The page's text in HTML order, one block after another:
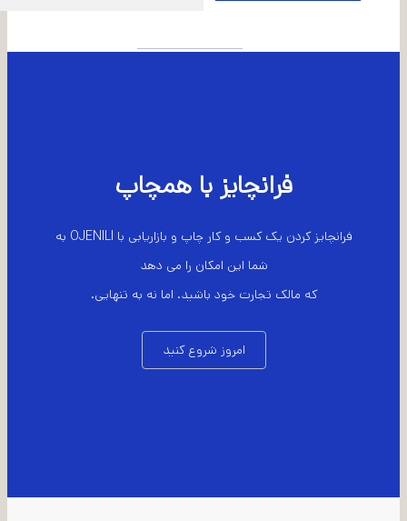
فرانچایز با همچاپ
فرانچایز کردن یک کسب و کار چاپ و بازاریابی با OJENILI به
شما این امکان را می دهد
که مالک تجارت خود باشید. اما نه به تنهایی.
امروز شروع کنید